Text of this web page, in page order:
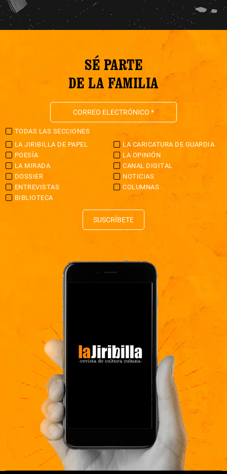
SÉ PARTE
DE LA FAMILIA
TODAS LAS SECCIONES
LA JIRIBILLA DE PAPEL
LA CARICATURA DE GUARDIA
POESÍA
LA OPINIÓN
LA MIRADA
CANAL DIGITAL
DOSSIER
NOTICIAS
ENTREVISTAS
COLUMNAS
BIBLIOTECA
SUSCRÍBETE